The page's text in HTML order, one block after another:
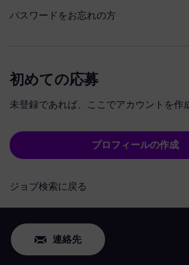
パスワードをお忘れの方
初めての応募
未登録であれば、ここでアカウントを作
プロフィールの作成
ジョブ検索に戻る
連絡先